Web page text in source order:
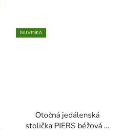
NOVINKA
Otočná jedálenská
stolička PIERS béžová +